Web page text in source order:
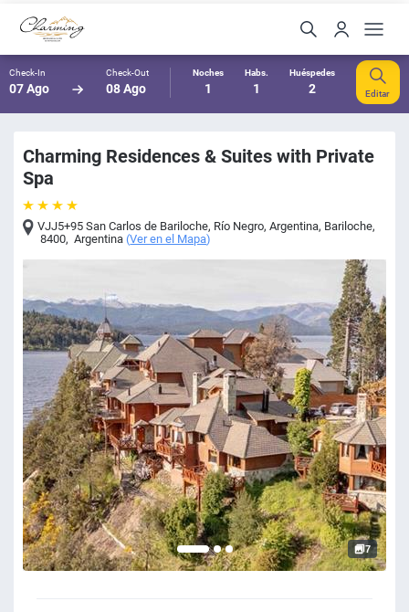
Check-In
07 Ago
Check-Out
08 Ago
Noches
1
Habs.
1
Huéspedes
2 Editar
Charming Residences & Suites with Private
Spa
VJJ5+95 San Carlos de Bariloche, Río Negro, Argentina, Bariloche,
8400, Argentina (Ver en el Mapa)
7